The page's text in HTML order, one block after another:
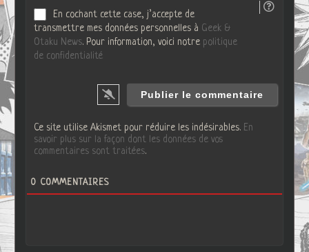
En cochant cette case, j’accepte de
transmettre mes données personnelles à Geek &
Otaku News. Pour information, voici notre politique
de confidentialité
Ce site utilise Akismet pour réduire les indésirables. En
savoir plus sur la façon dont les données de vos
commentaires sont traitées.
0 COMMENTAIRES